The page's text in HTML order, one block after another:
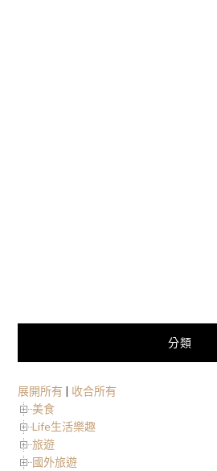
分類
展開所有 | 收合所有
美食
Life生活樂趣
旅遊
國外旅遊